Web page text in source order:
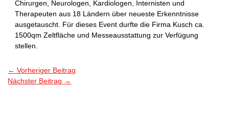
Chirurgen, Neurologen, Kardiologen, Internisten und
Therapeuten aus 18 Ländern über neueste Erkenntnisse
ausgetauscht. Für dieses Event durfte die Firma Kusch ca.
1500qm Zeltfläche und Messeausstattung zur Verfügung
stellen.
← Vorheriger Beitrag
Nächster Beitrag →